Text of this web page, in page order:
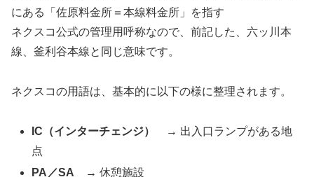
にある「佐原料金所＝本線料金所」を指す
ネクスコ公式の管理用呼称なので、前記した、六ッ川本
線、釜利谷本線と同じ意味です。
ネクスコの用語は、基本的に以下の様に整理されます。
IC （インターチェンジ）
→ 出入口ランプがある地
点
PA ／SA → 休憩施設